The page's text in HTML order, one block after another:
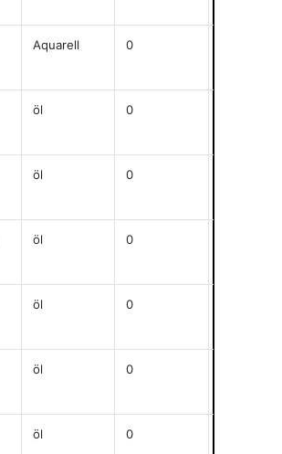
Aquarell 0
öl 0
öl 0
öl 0
öl 0
öl 0
öl 0